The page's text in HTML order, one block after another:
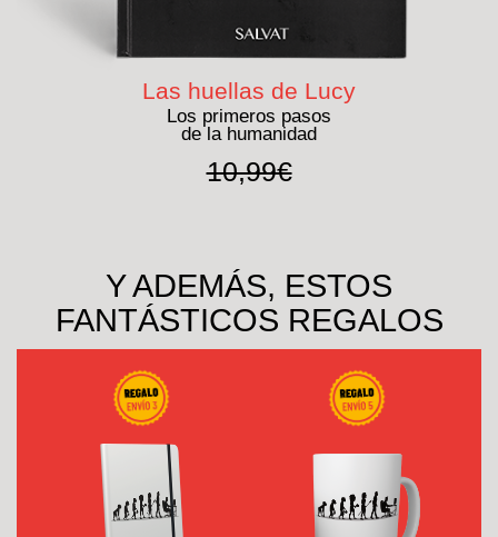
Las huellas de Lucy
Los primeros pasos
de la humanidad
10,99€
Y ADEMÁS, ESTOS
FANTÁSTICOS REGALOS